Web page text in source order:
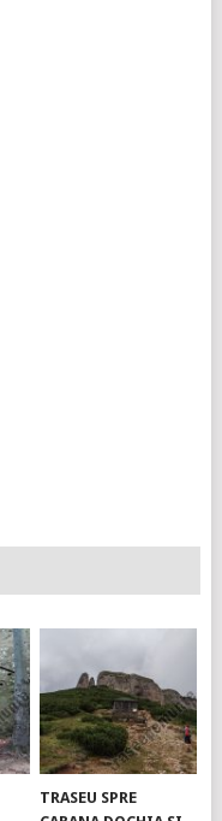
TRASEU SPRE